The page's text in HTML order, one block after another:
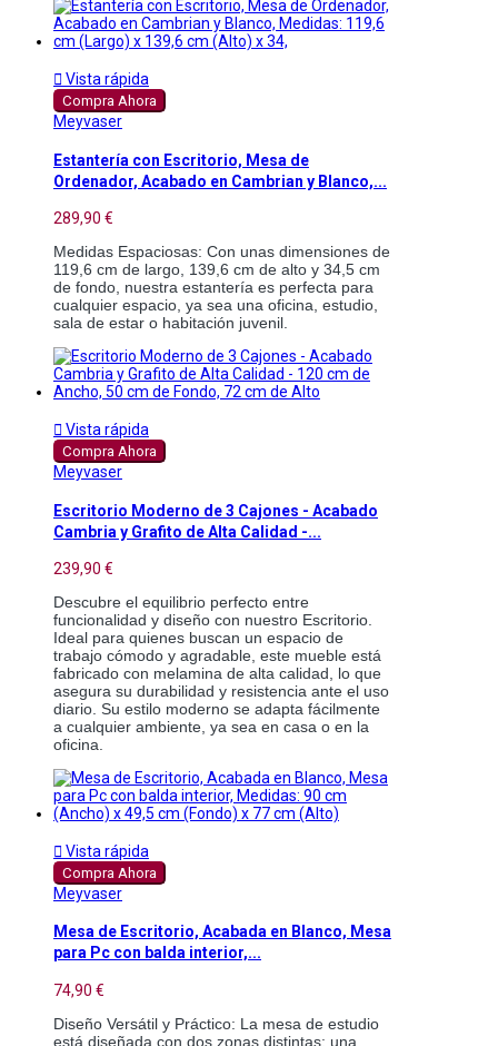
 Vista rápida
Compra Ahora
Meyvaser
Estantería con Escritorio, Mesa de
Ordenador, Acabado en Cambrian y Blanco,...
289,90 €
Medidas Espaciosas: Con unas dimensiones de
119,6 cm de largo, 139,6 cm de alto y 34,5 cm
de fondo, nuestra estantería es perfecta para
cualquier espacio, ya sea una oficina, estudio,
sala de estar o habitación juvenil.
 Vista rápida
Compra Ahora
Meyvaser
Escritorio Moderno de 3 Cajones - Acabado
Cambria y Grafito de Alta Calidad -...
239,90 €
Descubre el equilibrio perfecto entre
funcionalidad y diseño con nuestro Escritorio.
Ideal para quienes buscan un espacio de
trabajo cómodo y agradable, este mueble está
fabricado con melamina de alta calidad, lo que
asegura su durabilidad y resistencia ante el uso
diario. Su estilo moderno se adapta fácilmente
a cualquier ambiente, ya sea en casa o en la
oficina.
 Vista rápida
Compra Ahora
Meyvaser
Mesa de Escritorio, Acabada en Blanco, Mesa
para Pc con balda interior,...
74,90 €
Diseño Versátil y Práctico: La mesa de estudio
está diseñada con dos zonas distintas: una